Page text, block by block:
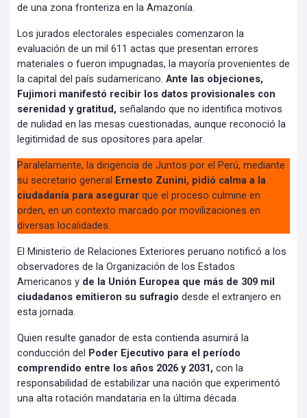
de una zona fronteriza en la Amazonía.
Los jurados electorales especiales comenzaron la
evaluación de un mil 611 actas que presentan errores
materiales o fueron impugnadas, la mayoría provenientes de
la capital del país sudamericano. Ante las objeciones,
Fujimori manifestó recibir los datos provisionales con
serenidad y gratitud, señalando que no identifica motivos
de nulidad en las mesas cuestionadas, aunque reconoció la
legitimidad de sus opositores para apelar.
Paralelamente, la dirigencia de Juntos por el Perú, mediante
su secretario general Ernesto Zunini, pidió calma a la
ciudadanía para asegurar que el proceso culmine en
orden, en un contexto marcado por movilizaciones en
diversas localidades.
El Ministerio de Relaciones Exteriores peruano notificó a los
observadores de la Organización de los Estados
Americanos y de la Unión Europea que más de 309 mil
ciudadanos emitieron su sufragio desde el extranjero en
esta jornada.
Quien resulte ganador de esta contienda asumirá la
conducción del
Poder Ejecutivo para el período
comprendido entre los años 2026 y 2031, con la
responsabilidad de estabilizar una nación que experimentó
una alta rotación mandataria en la última década.